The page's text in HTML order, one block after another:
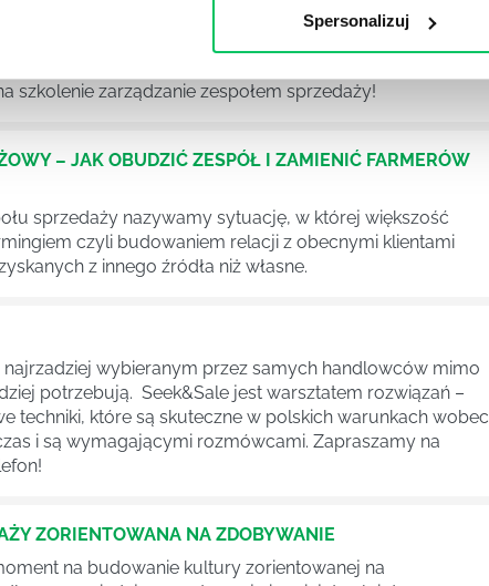
Spersonalizuj
sprzedaży wymaga działań w dwóch perspektywach:
na koniec miesiąca, kwartału, roku „przyszły plan
zespół, żeby zrealizować oczekiwany wzrost w kolejnym
szkolenie zarządzanie zespołem sprzedaży!
– JAK OBUDZIĆ ZESPÓŁ I ZAMIENIĆ FARMERÓW
sprzedaży nazywamy sytuację, w której większość
czyli budowaniem relacji z obecnymi klientami
z innego źródła niż własne.
najrzadziej wybieranym przez samych handlowców mimo
potrzebują. Seek&Sale jest warsztatem rozwiązań –
techniki, które są skuteczne w polskich warunkach wobec
i są wymagającymi rozmówcami. Zapraszamy na
ZORIENTOWANA NA ZDOBYWANIE
na budowanie kultury zorientowanej na